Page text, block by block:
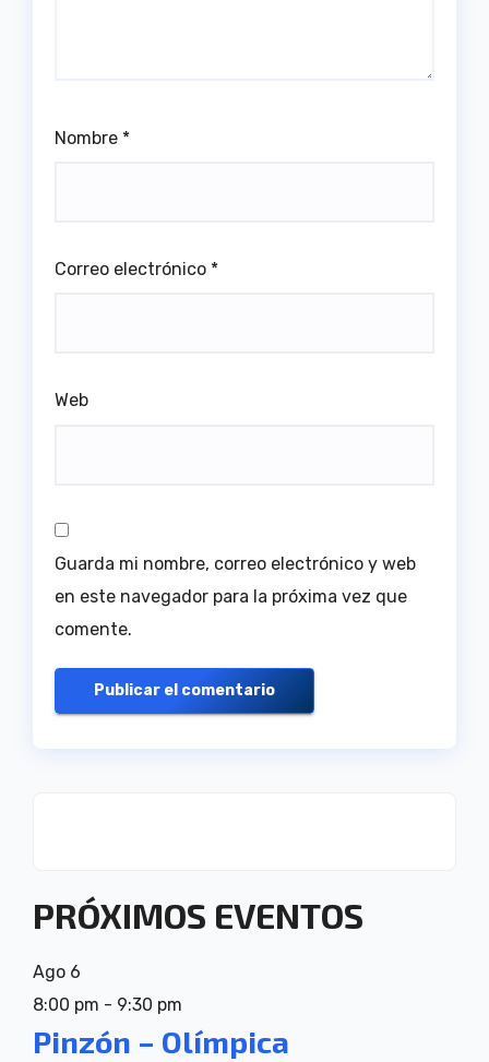
Nombre *
Correo electrónico *
Web
Guarda mi nombre, correo electrónico y web
en este navegador para la próxima vez que
comente.
PRÓXIMOS EVENTOS
Ago 6
8:00 pm - 9:30 pm
Pinzón – Olímpica